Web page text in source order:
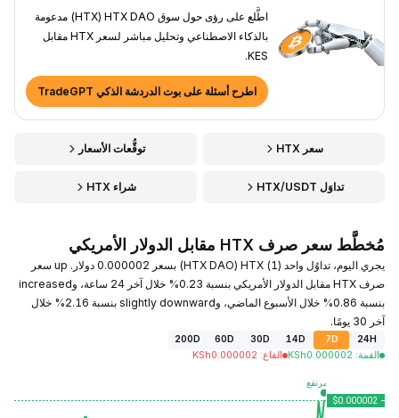
اطَّلع على رؤى حول سوق HTX DAO ‏(HTX) مدعومة
بالذكاء الاصطناعي وتحليل مباشر لسعر HTX مقابل
KES.
اطرح أسئلة على بوت الدردشة الذكي TradeGPT
سعر HTX توقُّعات الأسعار
تداوَل HTX/USDT شراء HTX
مُخطَّط سعر صرف HTX مقابل الدولار الأمريكي
يجري اليوم، تداوُل واحد (1) HTX ‏(HTX DAO) بسعر 0.000002 دولار. up سعر
صرف HTX مقابل الدولار الأمريكي بنسبة 0.23% خلال آخر 24 ساعة، وincreased
بنسبة 0.86% خلال الأسبوع الماضي، وslightly downward بنسبة 2.16% خلال
آخر 30 يومًا.
24H
7D
14D
30D
60D
200D
القمة:
KSh0.000002 القاع:
KSh0.000002